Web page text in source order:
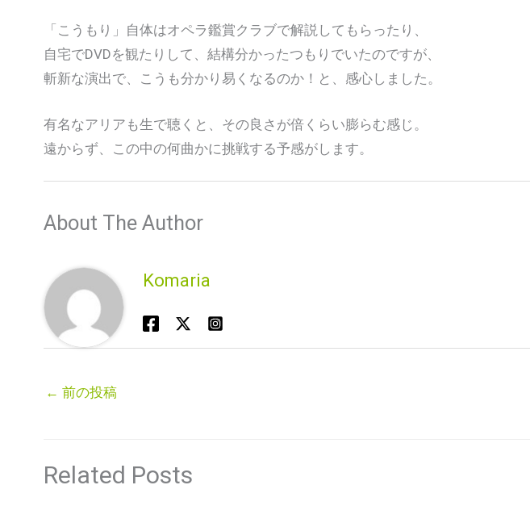
「こうもり」自体はオペラ鑑賞クラブで解説してもらったり、
自宅でDVDを観たりして、結構分かったつもりでいたのですが、
斬新な演出で、こうも分かり易くなるのか！と、感心しました。
有名なアリアも生で聴くと、その良さが倍くらい膨らむ感じ。
遠からず、この中の何曲かに挑戦する予感がします。
About The Author
Komaria
← 前の投稿
Related Posts